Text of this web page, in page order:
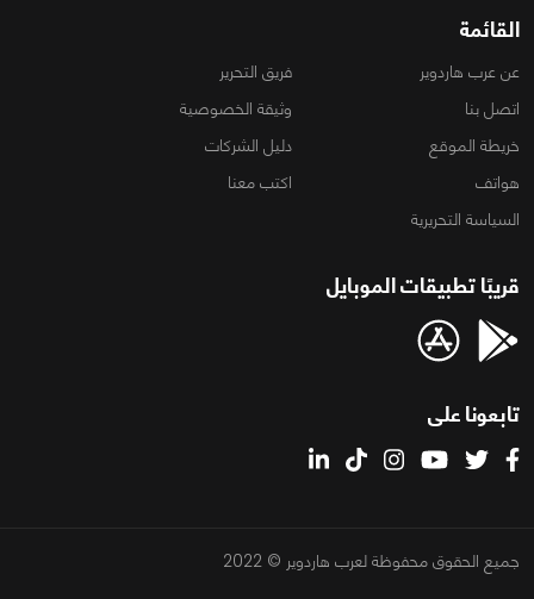
القائمة
عن عرب هاردوير
فريق التحرير
اتصل بنا
وثيقة الخصوصية
خريطة الموقع
دليل الشركات
هواتف
اكتب معنا
السياسة التحريرية
قريبًا تطبيقات الموبايل
تابعونا على
جميع الحقوق محفوظة لعرب هاردوير © 2022